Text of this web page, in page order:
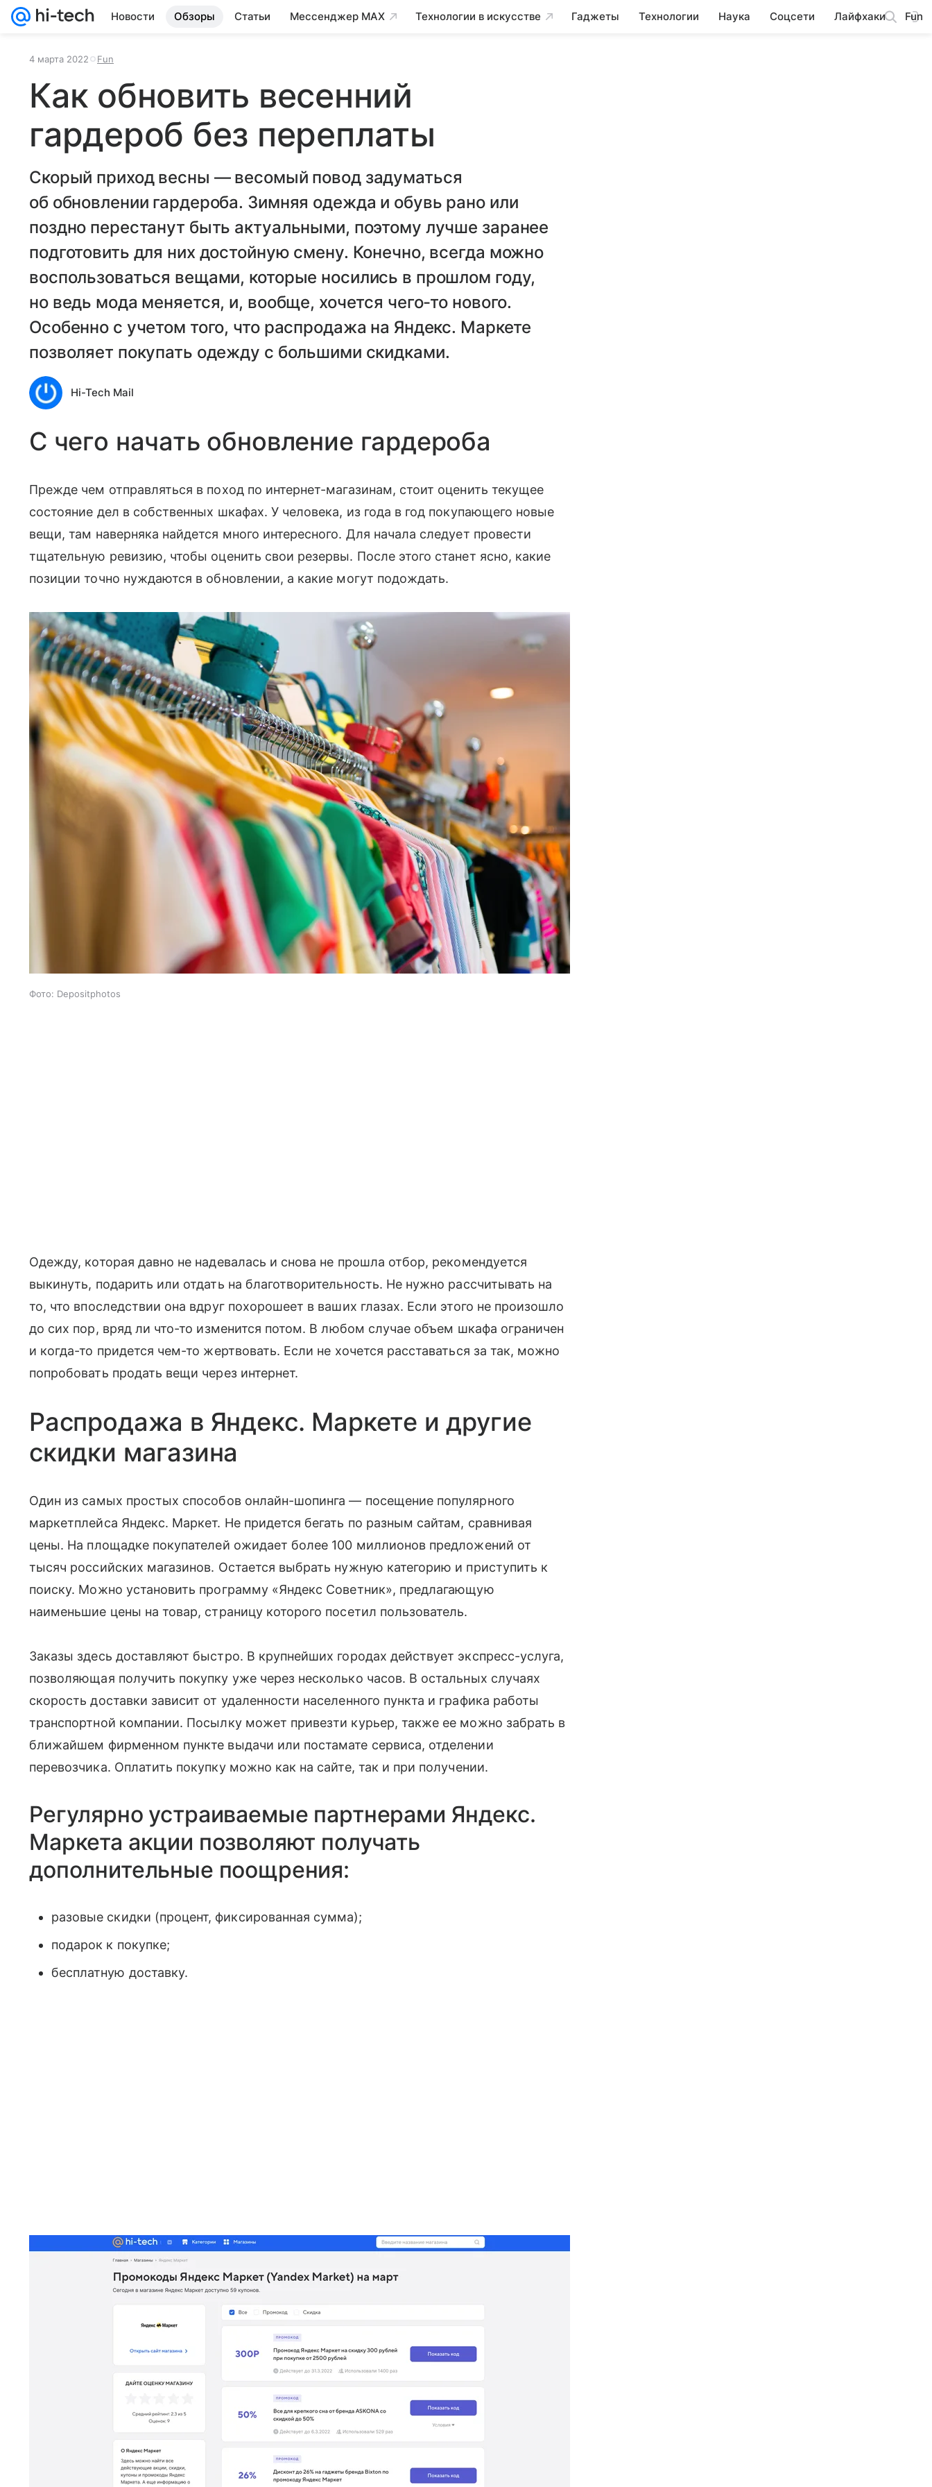
Новости Обзоры Статьи Мессенджер MAX Технологии в искусстве Гаджеты Технологии Наука Соцсети Лайфхаки Fun
4 марта 2022 Fun
Как обновить весенний
гардероб без переплаты
Скорый приход весны — весомый повод задуматься
об обновлении гардероба. Зимняя одежда и обувь рано или
поздно перестанут быть актуальными, поэтому лучше заранее
подготовить для них достойную смену. Конечно, всегда можно
воспользоваться вещами, которые носились в прошлом году,
но ведь мода меняется, и, вообще, хочется чего-то нового.
Особенно с учетом того, что распродажа на Яндекс. Маркете​​​​​​​
позволяет покупать одежду с большими скидками.
Hi-Tech Mail
С чего начать обновление гардероба
Прежде чем отправляться в поход по интернет-магазинам, стоит оценить текущее
состояние дел в собственных шкафах. У человека, из года в год покупающего новые
вещи, там наверняка найдется много интересного. Для начала следует провести
тщательную ревизию, чтобы оценить свои резервы. После этого станет ясно, какие
позиции точно нуждаются в обновлении, а какие могут подождать.
Фото: Depositphotos
Одежду, которая давно не надевалась и снова не прошла отбор, рекомендуется
выкинуть, подарить или отдать на благотворительность. Не нужно рассчитывать на
то, что впоследствии она вдруг похорошеет в ваших глазах. Если этого не произошло
до сих пор, вряд ли что-то изменится потом. В любом случае объем шкафа ограничен
и когда-то придется чем-то жертвовать. Если не хочется расставаться за так, можно
попробовать продать вещи через интернет.
Распродажа в Яндекс. Маркете и другие
скидки магазина
Один из самых простых способов онлайн-шопинга — посещение популярного
маркетплейса Яндекс. Маркет. Не придется бегать по разным сайтам, сравнивая
цены. На площадке покупателей ожидает более 100 миллионов предложений от
тысяч российских магазинов. Остается выбрать нужную категорию и приступить к
поиску. Можно установить программу «Яндекс Советник», предлагающую
наименьшие цены на товар, страницу которого посетил пользователь.
Заказы здесь доставляют быстро. В крупнейших городах действует экспресс-услуга,
позволяющая получить покупку уже через несколько часов. В остальных случаях
скорость доставки зависит от удаленности населенного пункта и графика работы
транспортной компании. Посылку может привезти курьер, также ее можно забрать в
ближайшем фирменном пункте выдачи или постамате сервиса, отделении
перевозчика. Оплатить покупку можно как на сайте, так и при получении.
Регулярно устраиваемые партнерами Яндекс.
Маркета акции позволяют получать
дополнительные поощрения:
разовые скидки (процент, фиксированная сумма);
подарок к покупке;
бесплатную доставку.